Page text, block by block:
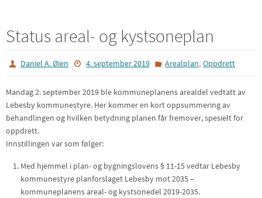
Status areal- og kystsoneplan
Daniel A. Øien 4. september 2019 Arealplan, Oppdrett
Mandag 2. september 2019 ble kommuneplanens arealdel vedtatt av
Lebesby kommunestyre. Her kommer en kort oppsummering av
behandlingen og hvilken betydning planen får fremover, spesielt for
oppdrett.
Innstillingen var som følger:
Med hjemmel i plan- og bygningslovens § 11-15 vedtar Lebesby
kommunestyre planforslaget Lebesby mot 2035 –
kommuneplanens areal- og kystsonedel 2019-2035.